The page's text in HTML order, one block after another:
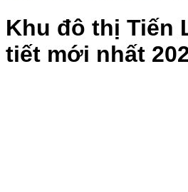
Khu đô thị Tiến
tiết mới nhất